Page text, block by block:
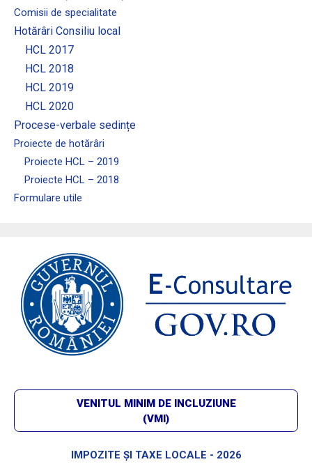
Comisii de specialitate
Hotărâri Consiliu local
HCL 2017
HCL 2018
HCL 2019
HCL 2020
Procese-verbale sedințe
Proiecte de hotărâri
Proiecte HCL – 2019
Proiecte HCL – 2018
Formulare utile
VENITUL MINIM DE INCLUZIUNE
(VMI)
IMPOZITE ȘI TAXE LOCALE - 2026